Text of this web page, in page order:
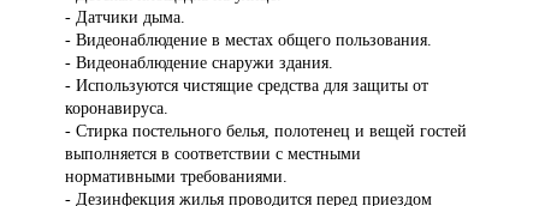
- Датчики дыма.
- Видеонаблюдение в местах общего пользования.
- Видеонаблюдение снаружи здания.
- Используются чистящие средства для защиты от
коронавируса.
- Стирка постельного белья, полотенец и вещей гостей
выполняется в соответствии с местными
нормативными требованиями.
- Дезинфекция жилья проводится перед приездом